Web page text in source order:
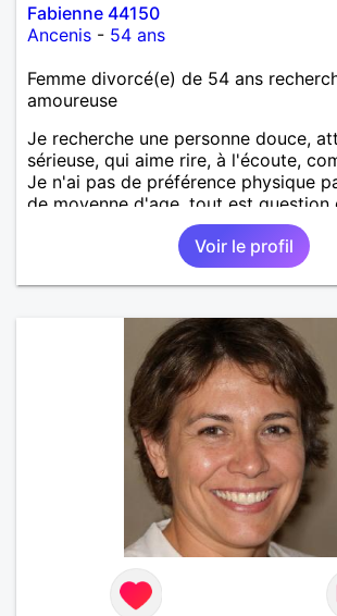
Fabienne 44150
Ancenis - 54 ans
Femme divorcé(e) de 54 ans
amoureuse
Je recherche une personne douce,
sérieuse, qui aime rire, à l'écoute,
Je n'ai pas de préférence physique
de moyenne d'age, tout est question
Voir le profil